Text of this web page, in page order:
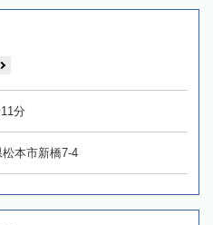
分
本市新橋7-4